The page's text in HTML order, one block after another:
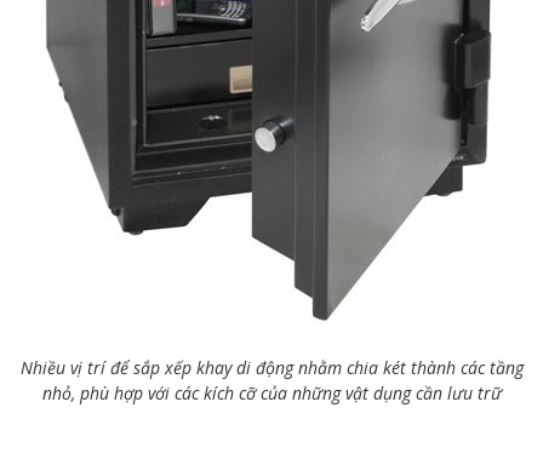
Nhiều vị trí để sắp xếp khay di động nhằm chia két thành các tầng
nhỏ, phù hợp với các kích cỡ của những vật dụng cần lưu trữ